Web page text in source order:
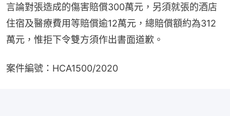
言論對張造成的傷害賠償300萬元，另須就張的酒店
住宿及醫療費用等賠償逾12萬元，總賠償額約為312
萬元，惟拒下令雙方須作出書面道歉。
案件編號：HCA1500/2020